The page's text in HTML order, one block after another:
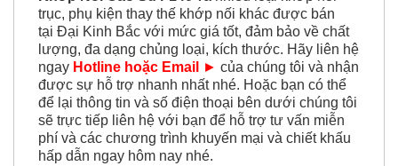
tại Đại Kinh Bắc với mức giá tốt, đảm bảo về chất
lượng, đa dạng chủng loại, kích thước. Hãy liên hệ
ngayHotline hoặc Email►của chúng tôi và nhận
được sự hỗ trợ nhanh nhất nhé. Hoặc bạn có thể
để lại thông tin và số điện thoại bên dưới chúng tôi
sẽ trực tiếp liên hệ với bạn để hỗ trợ tư vấn miễn
phí và các chương trình khuyến mại và chiết khấu
hấp dẫn ngay hôm nay nhé.
ĐẠI KINH BẮC